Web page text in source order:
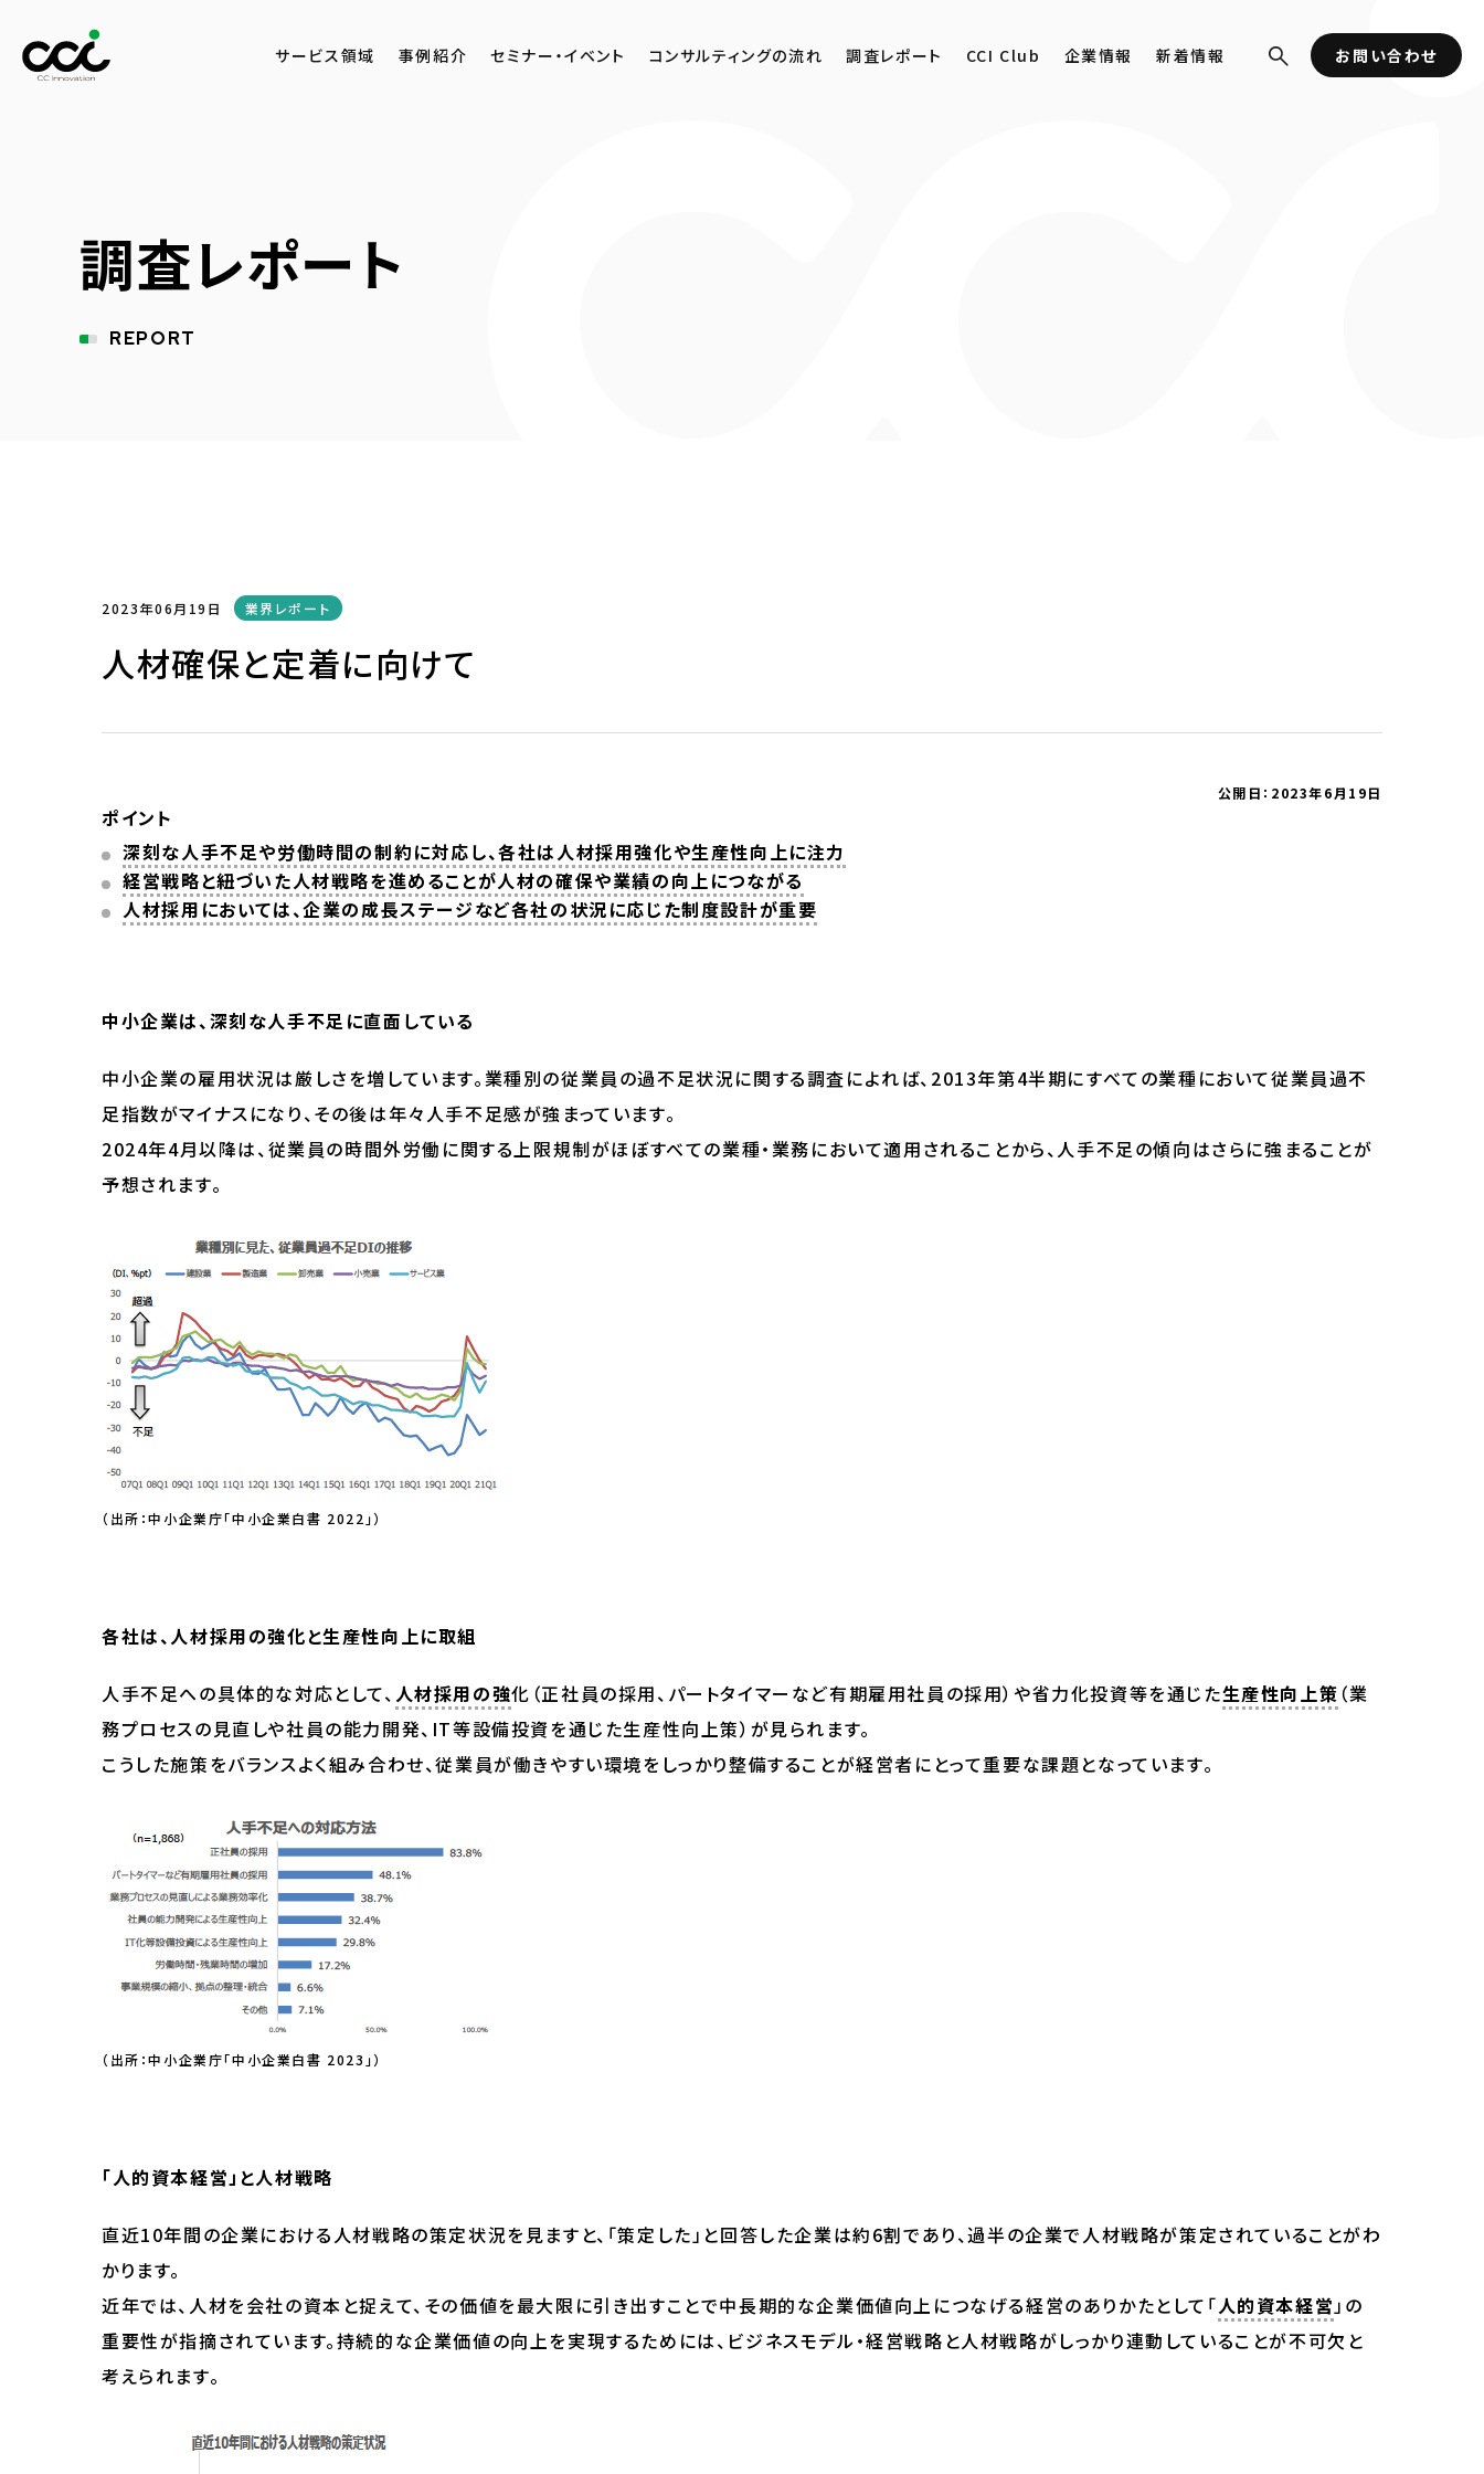
サービス領域 事例紹介 セミナー・イベント コンサルティングの流れ 調査レポート CCI Club 企業情報 新着情報 お問い合わせ
調査レポート
REPORT
2023年06月19日 業界レポート
人材確保と定着に向けて
公開日：2023年6月19日
ポイント
深刻な人手不足や労働時間の制約に対応し、各社は人材採用強化や生産性向上に注力
経営戦略と紐づいた人材戦略を進めることが人材の確保や業績の向上につながる
人材採用においては、企業の成長ステージなど各社の状況に応じた制度設計が重要
中小企業は、深刻な人手不足に直面している
中小企業の雇用状況は厳しさを増しています。業種別の従業員の過不足状況に関する調査によれば、2013年第4半期にすべての業種において従業員過不
足指数がマイナスになり、その後は年々人手不足感が強まっています。
2024年4月以降は、従業員の時間外労働に関する上限規制がほぼすべての業種・業務において適用されることから、人手不足の傾向はさらに強まることが
予想されます。
（出所：中小企業庁「中小企業白書 2022」）
各社は、人材採用の強化と生産性向上に取組
人手不足への具体的な対応として、人材採用の強化（正社員の採用、パートタイマーなど有期雇用社員の採用）や省力化投資等を通じた生産性向上策 （業
務プロセスの見直しや社員の能力開発、IT等設備投資を通じた生産性向上策）が見られます。
こうした施策をバランスよく組み合わせ、従業員が働きやすい環境をしっかり整備することが経営者にとって重要な課題となっています。
（出所：中小企業庁「中小企業白書 2023」）
「人的資本経営」と人材戦略
直近10年間の企業における人材戦略の策定状況を見ますと、「策定した」と回答した企業は約6割であり、過半の企業で人材戦略が策定されていることがわ
かります。
近年では、人材を会社の資本と捉えて、その価値を最大限に引き出すことで中長期的な企業価値向上につなげる経営のありかたとして「人的資本経営」の
重要性が指摘されています。持続的な企業価値の向上を実現するためには、ビジネスモデル・経営戦略と人材戦略がしっかり連動していることが不可欠と
考えられます。